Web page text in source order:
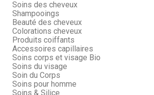
Soins des cheveux
Shampooings
Beauté des cheveux
Colorations cheveux
Produits coiffants
Accessoires capillaires
Soins corps et visage Bio
Soins du visage
Soin du Corps
Soins pour homme
Soins & Silice